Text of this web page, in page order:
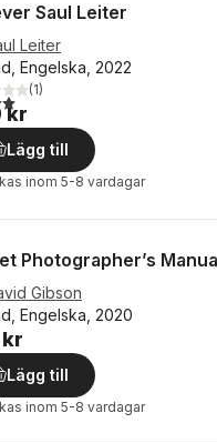
Saul Leiter
Leiter
Engelska, 2022
5 stjärnor. Totalt antal
(1)
kr
Lägg till
inom 5-8 vardagar
Photographer’s
Gibson
Engelska, 2020
kr
Lägg till
inom 5-8 vardagar